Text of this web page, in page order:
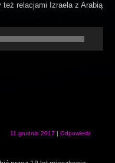
relacjami Izraela z Arabią
11 grudnia 2017 Odpowiedz